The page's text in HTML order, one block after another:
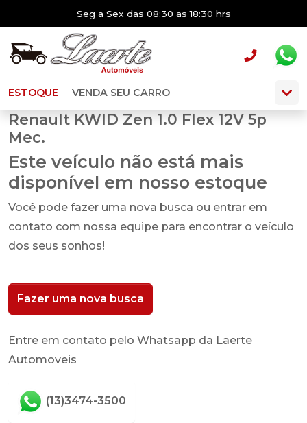
Seg a Sex das 08:30 as 18:30 hrs
ESTOQUE VENDA SEU CARRO
Renault KWID Zen 1.0 Flex 12V 5p
Mec.
Este veículo não está mais
disponível em nosso estoque
Você pode fazer uma nova busca ou entrar em
contato com nossa equipe para encontrar o veículo
dos seus sonhos!
Fazer uma nova busca
Entre em contato pelo Whatsapp da Laerte
Automoveis
(13)3474-3500